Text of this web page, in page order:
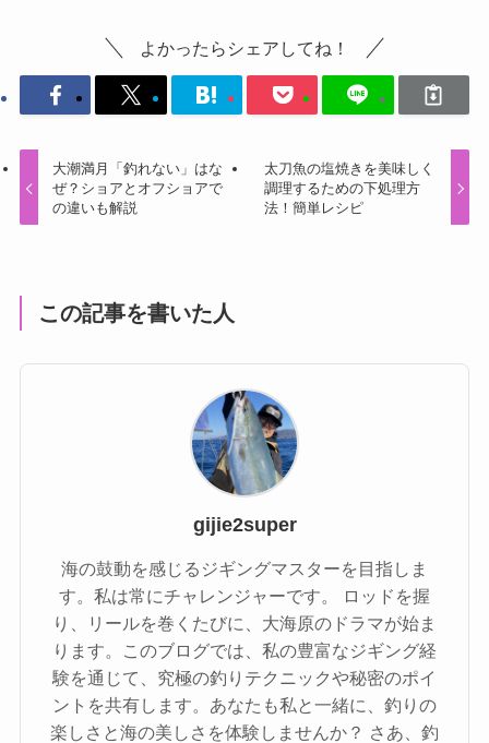
よかったらシェアしてね！
大潮満月「釣れない」はな
ぜ？ショアとオフショアで
の違いも解説
太刀魚の塩焼きを美味しく
調理するための下処理方
法！簡単レシピ
この記事を書いた人
gijie2super
海の鼓動を感じるジギングマスターを目指しま
す。私は常にチャレンジャーです。 ロッドを握
り、リールを巻くたびに、大海原のドラマが始ま
ります。このブログでは、私の豊富なジギング経
験を通じて、究極の釣りテクニックや秘密のポイ
ントを共有します。あなたも私と一緒に、釣りの
楽しさと海の美しさを体験しませんか？ さあ、釣